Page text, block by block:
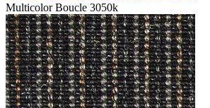
Multicolor Boucle 3050k